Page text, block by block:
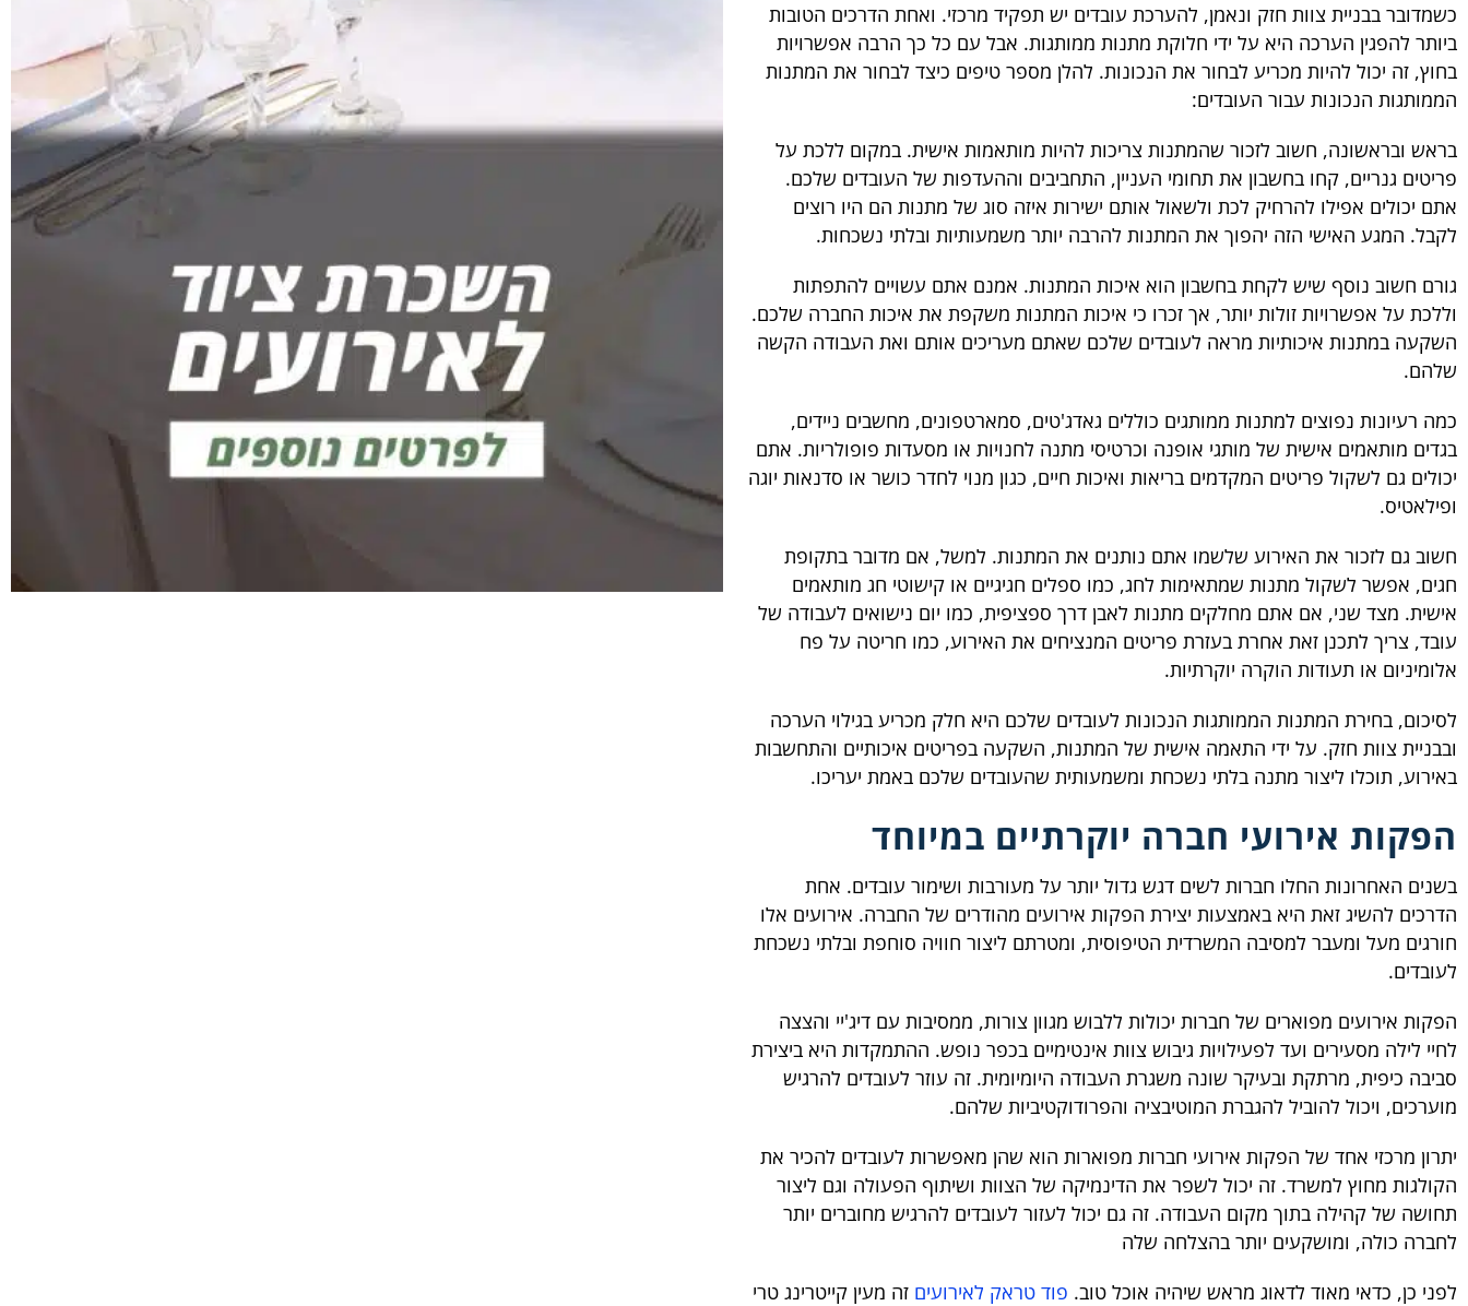
כשמדובר בבניית צוות חזק ונאמן, להערכת עובדים יש תפקיד מרכזי. ואחת הדרכים הטובות
ביותר להפגין הערכה היא על ידי חלוקת מתנות ממותגות. אבל עם כל כך הרבה אפשרויות
בחוץ, זה יכול להיות מכריע לבחור את הנכונות. להלן מספר טיפים כיצד לבחור את המתנות
הממותגות הנכונות עבור העובדים:
בראש ובראשונה, חשוב לזכור שהמתנות צריכות להיות מותאמות אישית. במקום ללכת על
פריטים גנריים, קחו בחשבון את תחומי העניין, התחביבים וההעדפות של העובדים שלכם.
אתם יכולים אפילו להרחיק לכת ולשאול אותם ישירות איזה סוג של מתנות הם היו רוצים
לקבל. המגע האישי הזה יהפוך את המתנות להרבה יותר משמעותיות ובלתי נשכחות.
גורם חשוב נוסף שיש לקחת בחשבון הוא איכות המתנות. אמנם אתם עשויים להתפתות
וללכת על אפשרויות זולות יותר, אך זכרו כי איכות המתנות משקפת את איכות החברה שלכם.
השקעה במתנות איכותיות מראה לעובדים שלכם שאתם מעריכים אותם ואת העבודה הקשה
שלהם.
כמה רעיונות נפוצים למתנות ממותגים כוללים גאדג'טים, סמארטפונים, מחשבים ניידים,
בגדים מותאמים אישית של מותגי אופנה וכרטיסי מתנה לחנויות או מסעדות פופולריות. אתם
יכולים גם לשקול פריטים המקדמים בריאות ואיכות חיים, כגון מנוי לחדר כושר או סדנאות יוגה
ופילאטיס.
חשוב גם לזכור את האירוע שלשמו אתם נותנים את המתנות. למשל, אם מדובר בתקופת
חגים, אפשר לשקול מתנות שמתאימות לחג, כמו ספלים חגיגיים או קישוטי חג מותאמים
אישית. מצד שני, אם אתם מחלקים מתנות לאבן דרך ספציפית, כמו יום נישואים לעבודה של
עובד, צריך לתכנן זאת אחרת בעזרת פריטים המנציחים את האירוע, כמו חריטה על פח
אלומיניום או תעודות הוקרה יוקרתיות.
לסיכום, בחירת המתנות הממותגות הנכונות לעובדים שלכם היא חלק מכריע בגילוי הערכה
ובבניית צוות חזק. על ידי התאמה אישית של המתנות, השקעה בפריטים איכותיים והתחשבות
באירוע, תוכלו ליצור מתנה בלתי נשכחת ומשמעותית שהעובדים שלכם באמת יעריכו.
הפקות אירועי חברה יוקרתיים במיוחד
בשנים האחרונות החלו חברות לשים דגש גדול יותר על מעורבות ושימור עובדים. אחת
הדרכים להשיג זאת היא באמצעות יצירת הפקות אירועים מהודרים של החברה. אירועים אלו
חורגים מעל ומעבר למסיבה המשרדית הטיפוסית, ומטרתם ליצור חוויה סוחפת ובלתי נשכחת
לעובדים.
הפקות אירועים מפוארים של חברות יכולות ללבוש מגוון צורות, ממסיבות עם דיג'יי והצצה
לחיי לילה מסעירים ועד לפעילויות גיבוש צוות אינטימיים בכפר נופש. ההתמקדות היא ביצירת
סביבה כיפית, מרתקת ובעיקר שונה משגרת העבודה היומיומית. זה עוזר לעובדים להרגיש
מוערכים, ויכול להוביל להגברת המוטיבציה והפרודוקטיביות שלהם.
יתרון מרכזי אחד של הפקות אירועי חברות מפוארות הוא שהן מאפשרות לעובדים להכיר את
הקולגות מחוץ למשרד. זה יכול לשפר את הדינמיקה של הצוות ושיתוף הפעולה וגם ליצור
תחושה של קהילה בתוך מקום העבודה. זה גם יכול לעזור לעובדים להרגיש מחוברים יותר
לחברה כולה, ומושקעים יותר בהצלחה שלה
לפני כן, כדאי מאוד לדאוג מראש שיהיה אוכל טוב. פוד טראק לאירועים זה מעין קייטרינג טרי